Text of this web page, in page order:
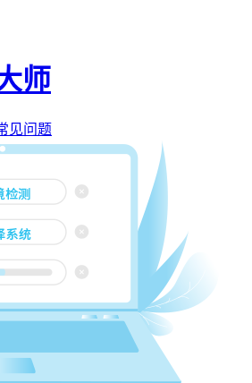
师
见问题